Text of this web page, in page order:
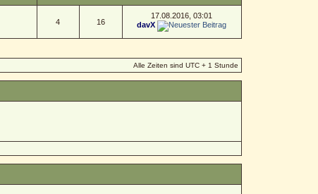
4 16
17.08.2016, 03:01
davX
Alle Zeiten sind UTC + 1 Stunde